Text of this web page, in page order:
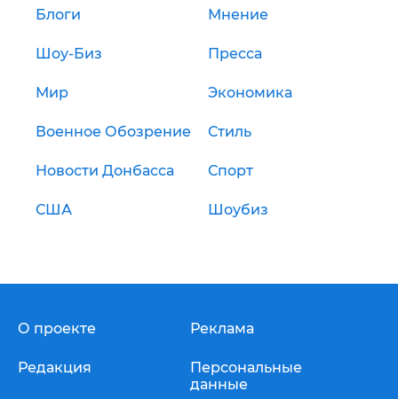
Блоги Мнение
Шоу-Биз Пресса
Мир Экономика
Военное Обозрение Стиль
Новости Донбасса Спорт
США Шоубиз
О проекте
Редакция
Реклама
Персональные
данные